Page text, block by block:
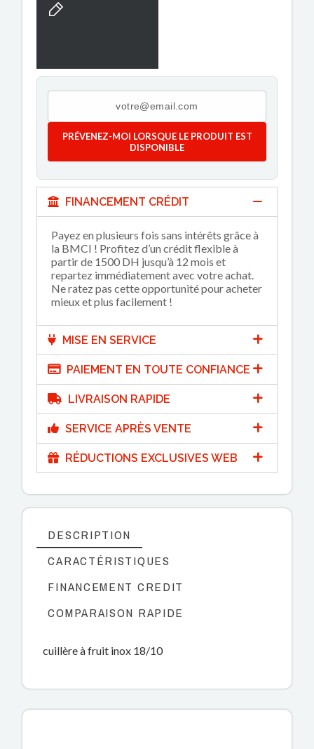
PRÉVENEZ-MOI LORSQUE LE PRODUIT EST
DISPONIBLE
FINANCEMENT CRÉDIT
Payez en plusieurs fois sans intérêts grâce à
la BMCI ! Profitez d’un crédit flexible à
partir de 1500 DH jusqu’à 12 mois et
repartez immédiatement avec votre achat.
Ne ratez pas cette opportunité pour acheter
mieux et plus facilement !
MISE EN SERVICE
PAIEMENT EN TOUTE CONFIANCE
LIVRAISON RAPIDE
SERVICE APRÈS VENTE
RÉDUCTIONS EXCLUSIVES WEB
DESCRIPTION
CARACTÉRISTIQUES
FINANCEMENT CREDIT
COMPARAISON RAPIDE
cuillère à fruit inox 18/10